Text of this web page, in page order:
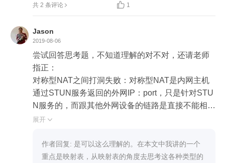
共 2 条评论  1
Jason
2019-08-06
尝试回答思考题，不知道理解的对不对，还请老师
指正：
对称型NAT之间打洞失败：对称型NAT是内网主机
通过STUN服务返回的外网IP：port，只是针对STU
N服务的，而跟其他外网设备的链路是直接不能相通
的。
受限型NAT是指内网主机通过STUN服务返回的外
网IP：port，要求外网设备的IP和端口是不能变的，
展开 
作者回复: 是可以这么理解的。在本文中我讲的一个
重点是映射表，从映射表的角度去思考这各种类型的